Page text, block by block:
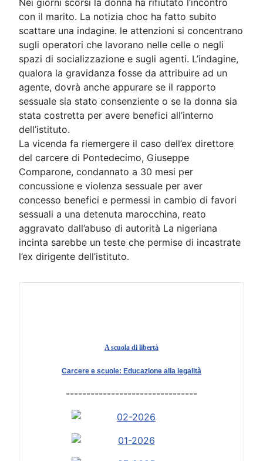
Nei giorni scorsi la donna ha rifiutato l’incontro
con il marito. La notizia choc ha fatto subito
scattare una indagine. le attenzioni si concentrano
sugli operatori che lavorano nelle celle o negli
spazi di socializzazione e sugli agenti. L’indagine,
qualora la gravidanza fosse da attribuire ad un
agente, dovrà anche appurare se il rapporto
sessuale sia stato consenziente o se la donna sia
stata costretta per avere benefici all’interno
dell’istituto.
La vicenda fa riemergere il caso dell’ex direttore
del carcere di Pontedecimo, Giuseppe
Comparone, condannato a 30 mesi per
concussione e violenza sessuale per aver
concesso benefici e permessi in cambio di favori
sessuali a una detenuta marocchina, reato
aggravato dall’abuso di autorità La nigeriana
incinta sarebbe un teste che permise di incastrate
l’ex dirigente dell’istituto.
A scuola di libertà
Carcere e scuole: Educazione alla legalità
--------------------------------